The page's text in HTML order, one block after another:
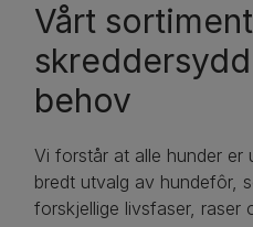
Vårt
behov
Vi forstår at alle hunder er
bredt utvalg av hundefôr,
forskjellige livsfaser, raser